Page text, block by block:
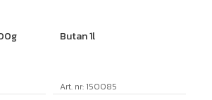
Butan 1l
Art. nr: 150085